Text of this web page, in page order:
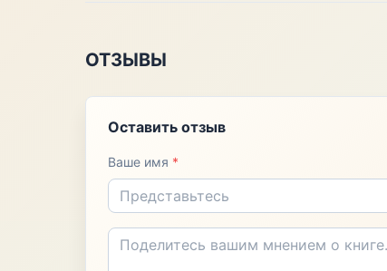
ОТЗЫВЫ
Оставить отзыв
Ваше имя *